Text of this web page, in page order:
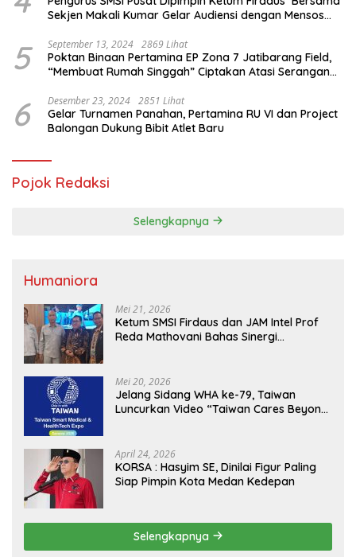
Sekjen Makali Kumar Gelar Audiensi dengan Mensos
5 September 13, 2024 2869 Lihat
Poktan Binaan Pertamina EP Zona 7 Jatibarang Field,
“Membuat Rumah Singgah” Ciptakan Atasi Serangan
6 Desember 23, 2024 2851 Lihat
Gelar Turnamen Panahan, Pertamina RU VI dan Project
Balongan Dukung Bibit Atlet Baru
Pojok Redaksi
Selengkapnya
Humaniora
Mei 21, 2026
Ketum SMSI Firdaus dan JAM Intel Prof
Reda Mathovani Bahas Sinergi
MBG, Perkuat Pengawasan Program
Pemerintah
Mei 20, 2026
Jelang Sidang WHA ke-79, Taiwan
Luncurkan Video “Taiwan Cares Beyond
April 24, 2026
KORSA : Hasyim SE, Dinilai Figur Paling
Siap Pimpin Kota Medan Kedepan
Selengkapnya